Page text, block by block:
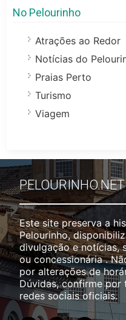
No Pelourinho
Atrações ao Redor
Notícias do
Praias Perto
Turismo
Viagem
PELOURINHO.NET
Este site preserva a
Pelourinho,
divulgação e notícias,
ou concessionária .
por alterações de
Dúvidas, confirme por
redes sociais oficiais.